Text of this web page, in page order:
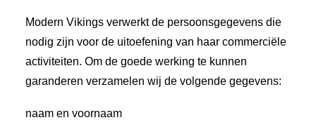
Modern Vikings verwerkt de persoonsgegevens die
nodig zijn voor de uitoefening van haar commerciële
activiteiten. Om de goede werking te kunnen
garanderen verzamelen wij de volgende gegevens:
naam en voornaam